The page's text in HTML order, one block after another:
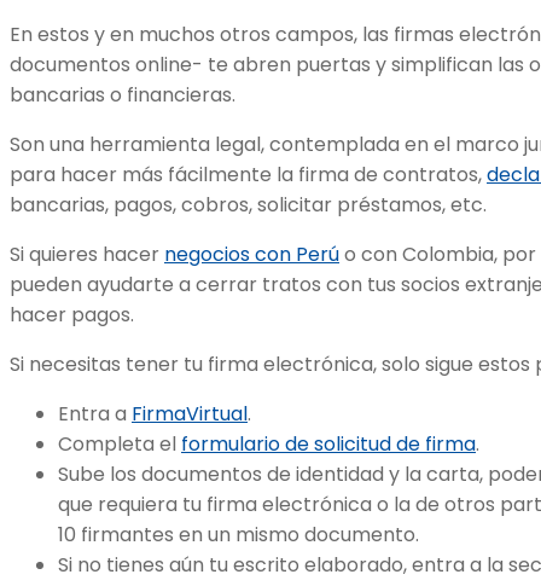
En estos y en muchos otros campos, las firmas
documentos online- te abren puertas y simplifican las
bancarias o financieras.
Son una herramienta legal, contemplada en el marco
para hacer más fácilmente la firma de contratos,
bancarias, pagos, cobros, solicitar préstamos, etc.
Si quieres hacer negocios con Perúo con Colombia,
pueden ayudarte a cerrar tratos con tus socios
hacer pagos.
Si necesitas tener tu firma electrónica, solo sigue estos
Entra a FirmaVirtual.
Completa el formulario de solicitud de firma.
Sube los documentos de identidad y la carta,
que requiera tu firma electrónica o la de otros
10 firmantes en un mismo documento.
Si no tienes aún tu escrito elaborado, entra a la